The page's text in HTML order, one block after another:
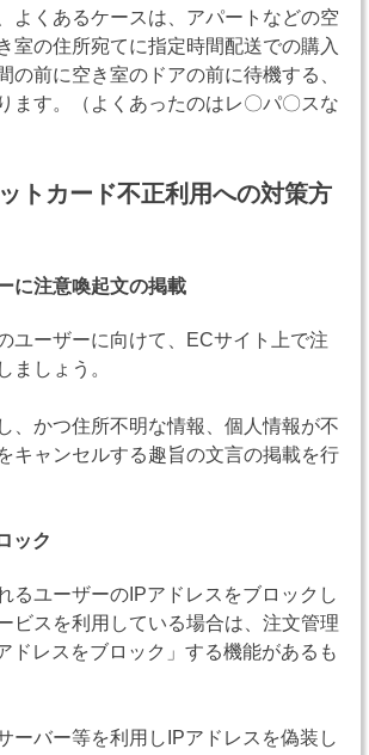
よくあるケースは、アパートなどの空
室の住所宛てに指定時間配送での購入
の前に空き室のドアの前に待機する、
ます。（よくあったのはレ〇パ〇スな
トカード不正利用への対策方
に注意喚起文の掲載
ユーザーに向けて、ECサイト上で注
ましょう。
、かつ住所不明な情報、個人情報が不
キャンセルする趣旨の文言の掲載を行
ック
るユーザーのIPアドレスをブロックし
ビスを利用している場合は、注文管理
ドレスをブロック」する機能があるも
ーバー等を利用しIPアドレスを偽装し